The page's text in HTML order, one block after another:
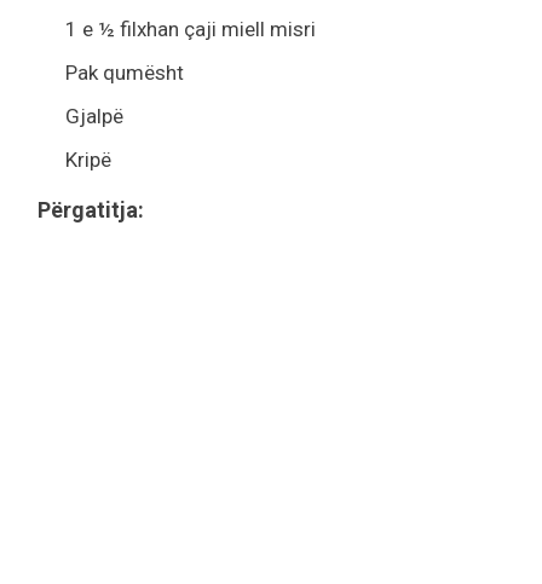
1 e ½ filxhan çaji miell misri
Pak qumësht
Gjalpë
Kripë
Përgatitja: